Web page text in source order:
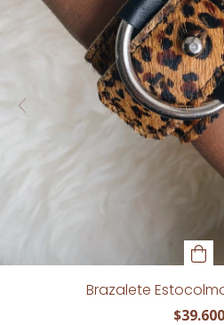
Brazalete
$39.600